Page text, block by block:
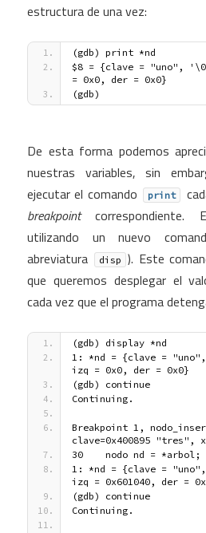
estructura de una vez:
(gdb) print *nd
$8 = {clave = "uno",
= 0x0, der = 0x0}
(gdb)
De esta forma podemos
nuestras variables, sin
ejecutar el comando
print
breakpointcorrespondiente.
utilizando un nuevo
abreviatura
disp
). Este
que queremos desplegar el
cada vez que el programa
(gdb) display *nd
1: *nd = {clave =
izq = 0x0, der = 0x0}
(gdb) continue
Continuing.
Breakpoint 1,
clave=0x400895 "tres",
30    nodo nd = *arbol;
1: *nd = {clave =
izq = 0x601040, der =
(gdb) continue
Continuing.